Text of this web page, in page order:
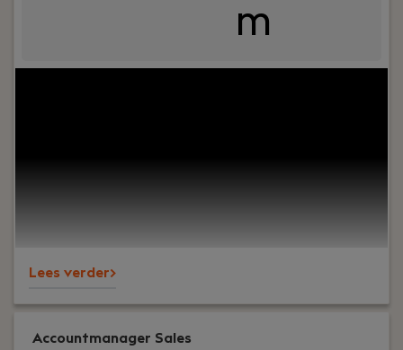
m
Lees verder>
Accountmanager Sales